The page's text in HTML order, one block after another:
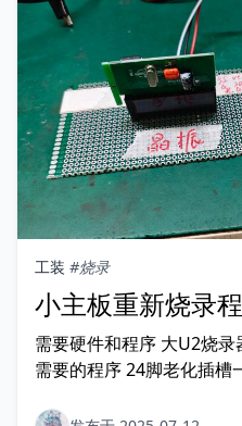
工装 #烧录
小主板重新烧录
需要硬件和程序 大U2烧
需要的程序 24脚老化插槽